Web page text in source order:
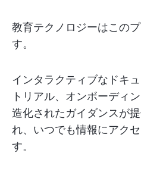
教育テクノロジーはこの
す。
インタラクティブなドキ
トリアル、オンボーディ
造化されたガイダンスが
れ、いつでも情報にアク
す。